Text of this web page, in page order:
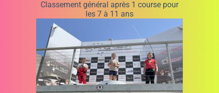
Classement général après 1 course 11 ans
et plus